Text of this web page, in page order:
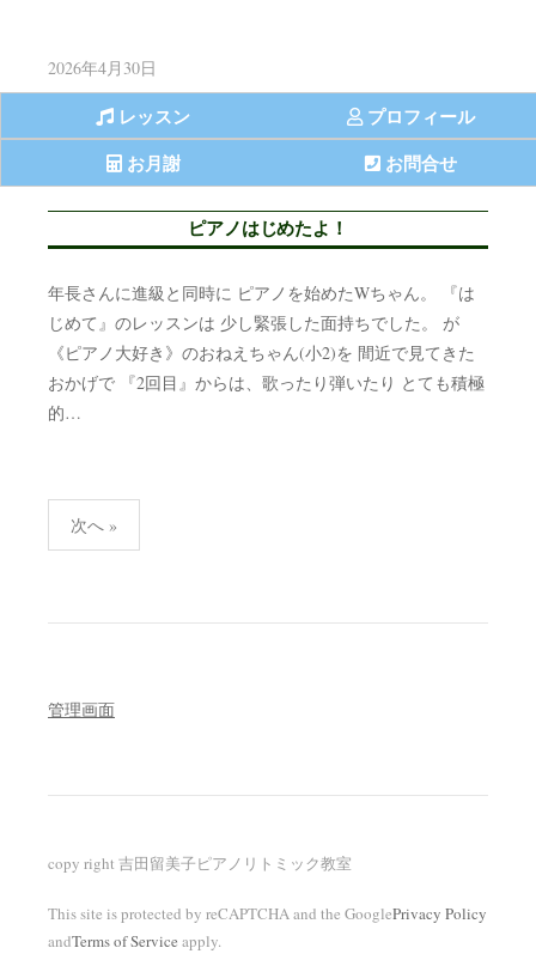
2026年4月30日
レッスン
プロフィール
お月謝
お問合せ
ピアノはじめたよ！
年長さんに進級と同時に ピアノを始めたWちゃん。 『は
じめて』のレッスンは 少し緊張した面持ちでした。 が
《ピアノ大好き》のおねえちゃん(小2)を 間近で見てきた
おかげで 『2回目』からは、歌ったり弾いたり とても積極
的…
稿
送
次へ »
管理画面
copy right 吉田留美子ピアノリトミック教室
This site is protected by reCAPTCHA and the GooglePrivacy Policy
andTerms of Service apply.